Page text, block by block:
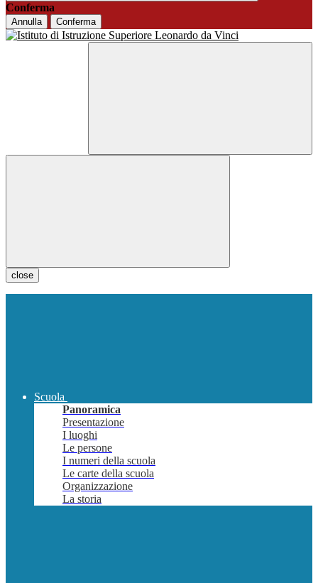
Conferma
Annulla Conferma
close
Scuola
Panoramica
Presentazione
I luoghi
Le persone
I numeri della scuola
Le carte della scuola
Organizzazione
La storia